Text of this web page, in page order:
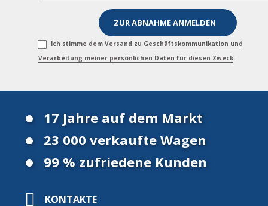
Ich stimme dem Versand zu Geschäftskommunikation und
Verarbeitung meiner persönlichen Daten für diesen Zweck.
17 Jahre auf dem Markt
23 000 verkaufte Wagen
99 % zufriedene Kunden
KONTAKTE